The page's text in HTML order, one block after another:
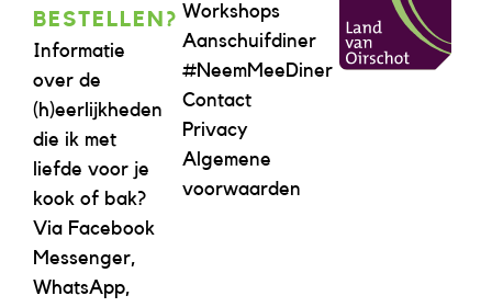
BESTELLEN?
Informatie
over de
(h)eerlijkheden
die ik met
liefde voor je
kook of bak?
Via Facebook
Messenger,
WhatsApp,
Workshops
Aanschuifdiner
#NeemMeeDiner
Contact
Privacy
Algemene
voorwaarden